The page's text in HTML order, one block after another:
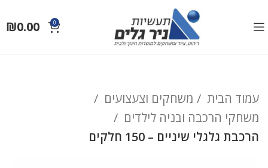
0
₪0.00
עמוד הבית
משחקים וצעצועים
משחקי הרכבה ובניה לילדים
הרכבת גלגלי שיניים – 150 חלקים